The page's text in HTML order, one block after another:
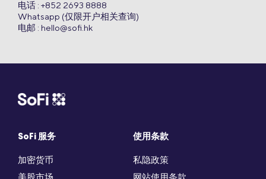
SoFi 服务
加密货币
使用条款
私隐政策
电话 : +852 2693 8888
Whatsapp (仅限开户相关查询)
电邮 : hello@sofi.hk